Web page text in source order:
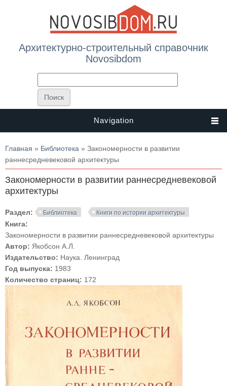
Архитектурно-строительный справочник
Novosibdom
Navigation
Вы здесь
Главная » Библиотека » Закономерности в развитии
раннесредневековой архитектуры
Закономерности в развитии раннесредневековой
архитектуры
Раздел: Библиотека Книги по истории архитектуры
Книга:
Закономерности в развитии раннесредневековой архитектуры
Автор: Якобсон А.Л.
Издательство: Наука. Ленинград
Год выпуска: 1983
Количество страниц: 172